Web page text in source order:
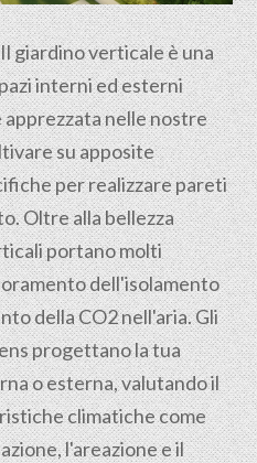
giardino verticale è una
interni ed esterni
apprezzata nelle nostre
su apposite
per realizzare pareti
Oltre alla bellezza
portano molti
dell'isolamento
della CO2 nell'aria. Gli
progettano la tua
o esterna, valutando il
climatiche come
l'areazione e il